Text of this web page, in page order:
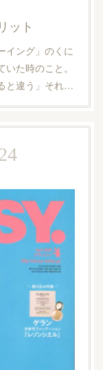
ット
イング」のくに
た時のこと。
と違う」それ…